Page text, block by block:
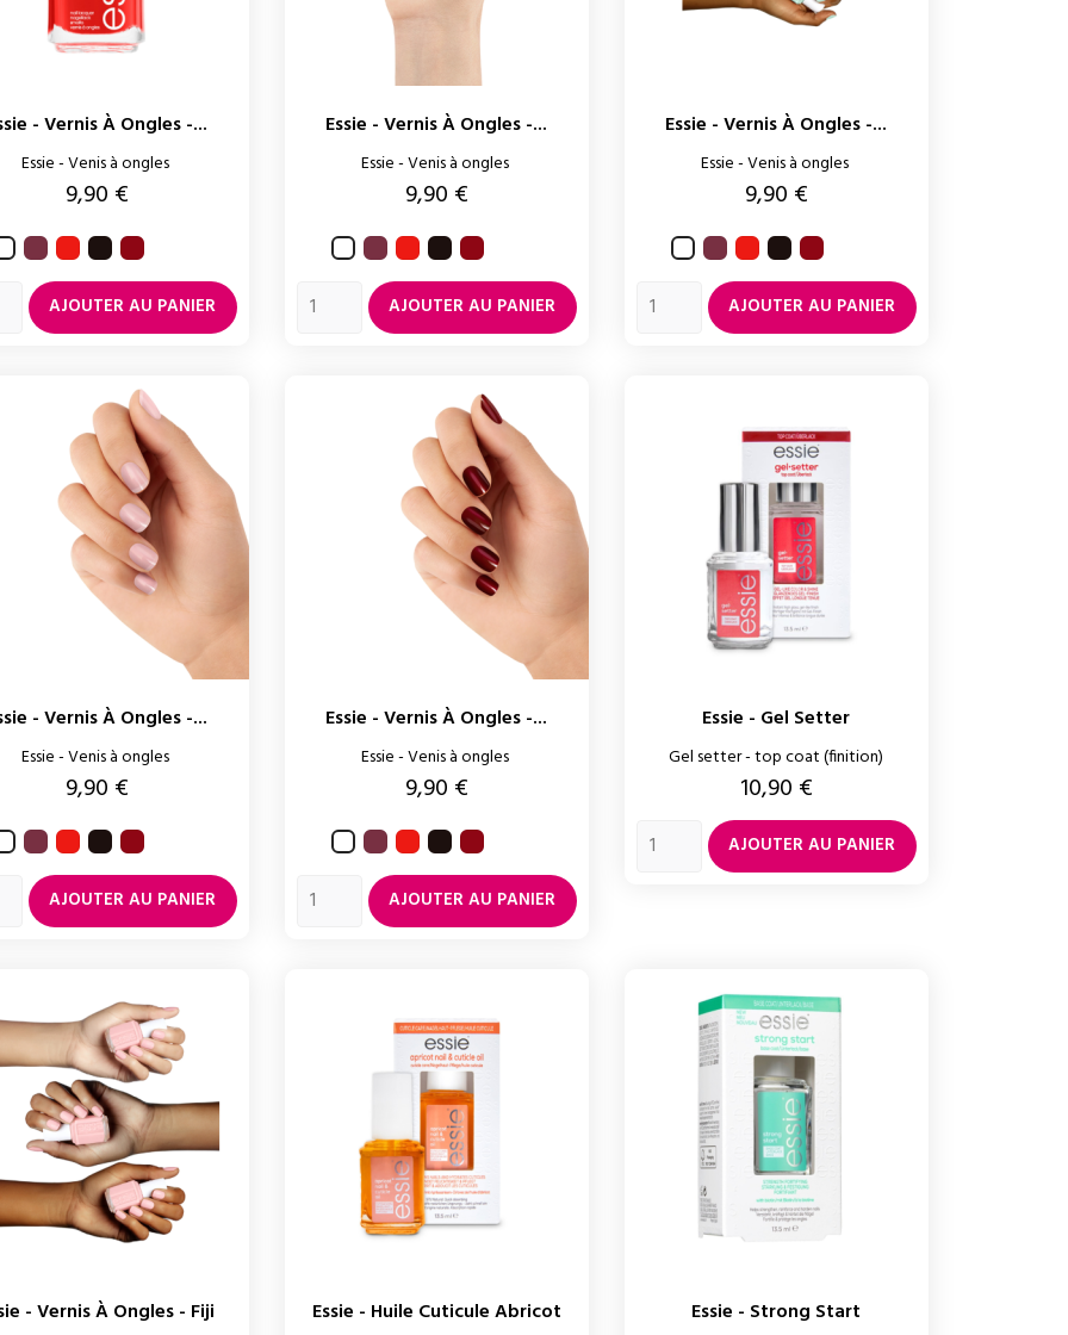
- Vernis À Ongles -...
Essie - Venis à ongles
Prix
9,90 €
BlancAngora
Too
too
hot
WickedRussian
roulette
AJOUTER AU PANIER
Essie - Vernis À Ongles -...
Essie - Venis à ongles
Prix
9,90 €
BlancAngora
Too
too
hot
WickedRussian
roulette
AJOUTER AU PANIER
Essie - Vernis À Ongles -...
Essie - Venis à ongles
Prix
9,90 €
BlancAngora
Too
too
hot
WickedRussian
roulette
AJOUTER AU PANIER
- Vernis À Ongles -...
Essie - Venis à ongles
Prix
9,90 €
BlancAngora
Too
too
hot
WickedRussian
roulette
AJOUTER AU PANIER
Essie - Vernis À Ongles -...
Essie - Venis à ongles
Prix
9,90 €
BlancAngora
Too
too
hot
WickedRussian
roulette
AJOUTER AU PANIER
Essie - Gel Setter
Gel setter - top coat (finition)
Prix
10,90 €
AJOUTER AU PANIER
- Vernis À Ongles - Fiji Essie - Huile Cuticule Abricot Essie - Strong Start